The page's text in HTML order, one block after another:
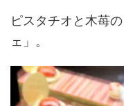
ピスタチオと木苺
ェ」。